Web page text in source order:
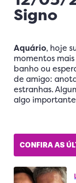
Signo
Aquário, hoje
momentos
banho ou
de amigo:
estranhas.
algo
CONFIRA AS